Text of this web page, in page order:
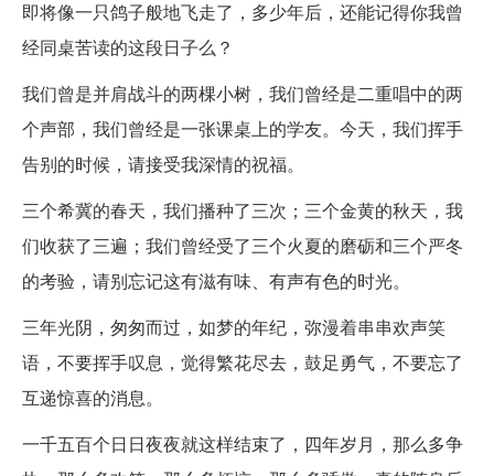
即将像一只鸽子般地飞走了，多少年后，还能记得你我曾
经同桌苦读的这段日子么？
我们曾是并肩战斗的两棵小树，我们曾经是二重唱中的两
个声部，我们曾经是一张课桌上的学友。今天，我们挥手
告别的时候，请接受我深情的祝福。
三个希冀的春天，我们播种了三次；三个金黄的秋天，我
们收获了三遍；我们曾经受了三个火夏的磨砺和三个严冬
的考验，请别忘记这有滋有味、有声有色的时光。
三年光阴，匆匆而过，如梦的年纪，弥漫着串串欢声笑
语，不要挥手叹息，觉得繁花尽去，鼓足勇气，不要忘了
互递惊喜的消息。
一千五百个日日夜夜就这样结束了，四年岁月，那么多争